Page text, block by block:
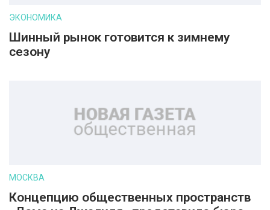
ЭКОНОМИКА
Шинный рынок готовится к зимнему
сезону
МОСКВА
Концепцию общественных пространств